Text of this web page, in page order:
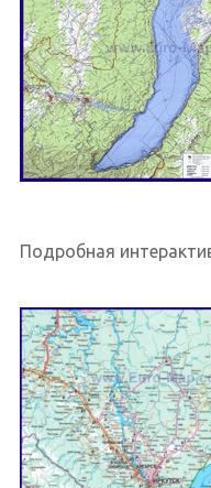
Подробная